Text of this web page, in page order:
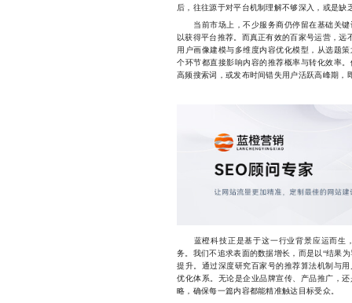
后，往往源于对平台机制理解不够深入，或是缺
当前市场上，不少服务商仍停留在基础关键
以获得平台推荐。而真正有效的百家号运营，远
用户画像建模与多维度内容优化模型，从选题
个环节都直接影响内容的推荐概率与转化效率
高频搜索词，或发布时间错失用户活跃高峰期，
蓝橙科技正是基于这一行业背景应运而生
务。我们不追求表面的数据增长，而是以“结果
提升。通过深度研究百家号的推荐算法机制与
优化体系。无论是企业品牌宣传、产品推广，
略，确保每一篇内容都能精准触达目标受众。